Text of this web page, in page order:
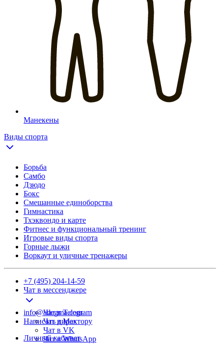
Манекены
Виды спорта
Борьба
Самбо
Дзюдо
Бокс
Смешанные единоборства
Гимнастика
Тхэквондо и карте
Фитнес и функциональный тренинг
Игровые виды спорта
Горные лыжи
Воркаут и уличные тренажеры
+7 (495) 204-14-59
Чат в мессенджере
Чат в Telegram
Чат в Max
Чат в VK
Чат в WhatsApp
info@adegma.com
Написать директору
Личный кабинет